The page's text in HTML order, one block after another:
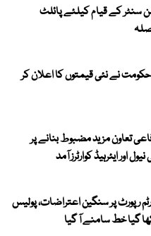
سنٹر کے قیام کیلئے پائلٹ
حکومت نے نئی قیمتوں کا اعلان کر
تعاون مزید مضبوط بنانے پر
اور ایئرہیڈ کوارٹرز آمد
رپورٹ پر سنگین اعتراضات، پولیس
گیا خط سامنے آ گیا